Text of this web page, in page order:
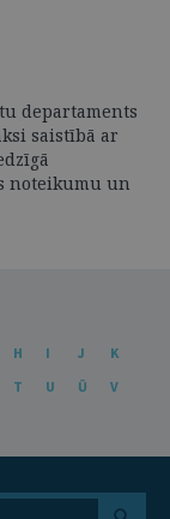
departaments
saistībā ar
noteikumu un
H I J
K
T U Ū
V